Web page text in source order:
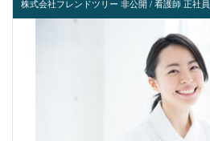
株式会社フレンドツリー 非公開 / 看護師 正社員